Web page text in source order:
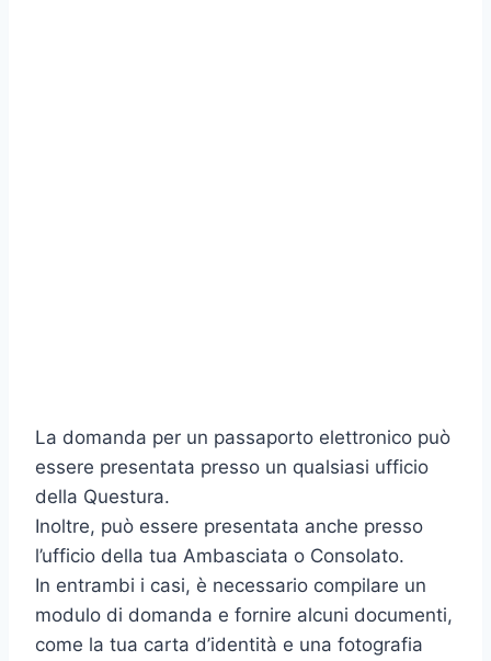
La domanda per un passaporto elettronico può
essere presentata presso un qualsiasi ufficio
della Questura.
Inoltre, può essere presentata anche presso
l’ufficio della tua Ambasciata o Consolato.
In entrambi i casi, è necessario compilare un
modulo di domanda e fornire alcuni documenti,
come la tua carta d’identità e una fotografia